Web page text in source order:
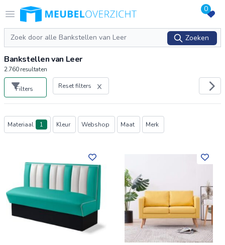
Open menu
Logo Meubeloverzicht.nl 0
Zoeken
Zoeken
Bankstellen van Leer
2.760resultaten
Filters Reset filters
Producten
Materiaal 1 Kleur Webshop Maat Merk